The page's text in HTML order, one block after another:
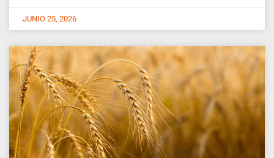
JUNIO 25, 2026